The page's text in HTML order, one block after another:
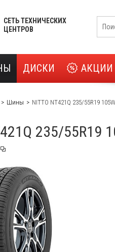
СЕТЬ ТЕХНИЧЕСКИХ
ЦЕНТРОВ
ДИСКИ АКЦИИ
Шины NITTO NT421Q 235/55R19
235/55R19